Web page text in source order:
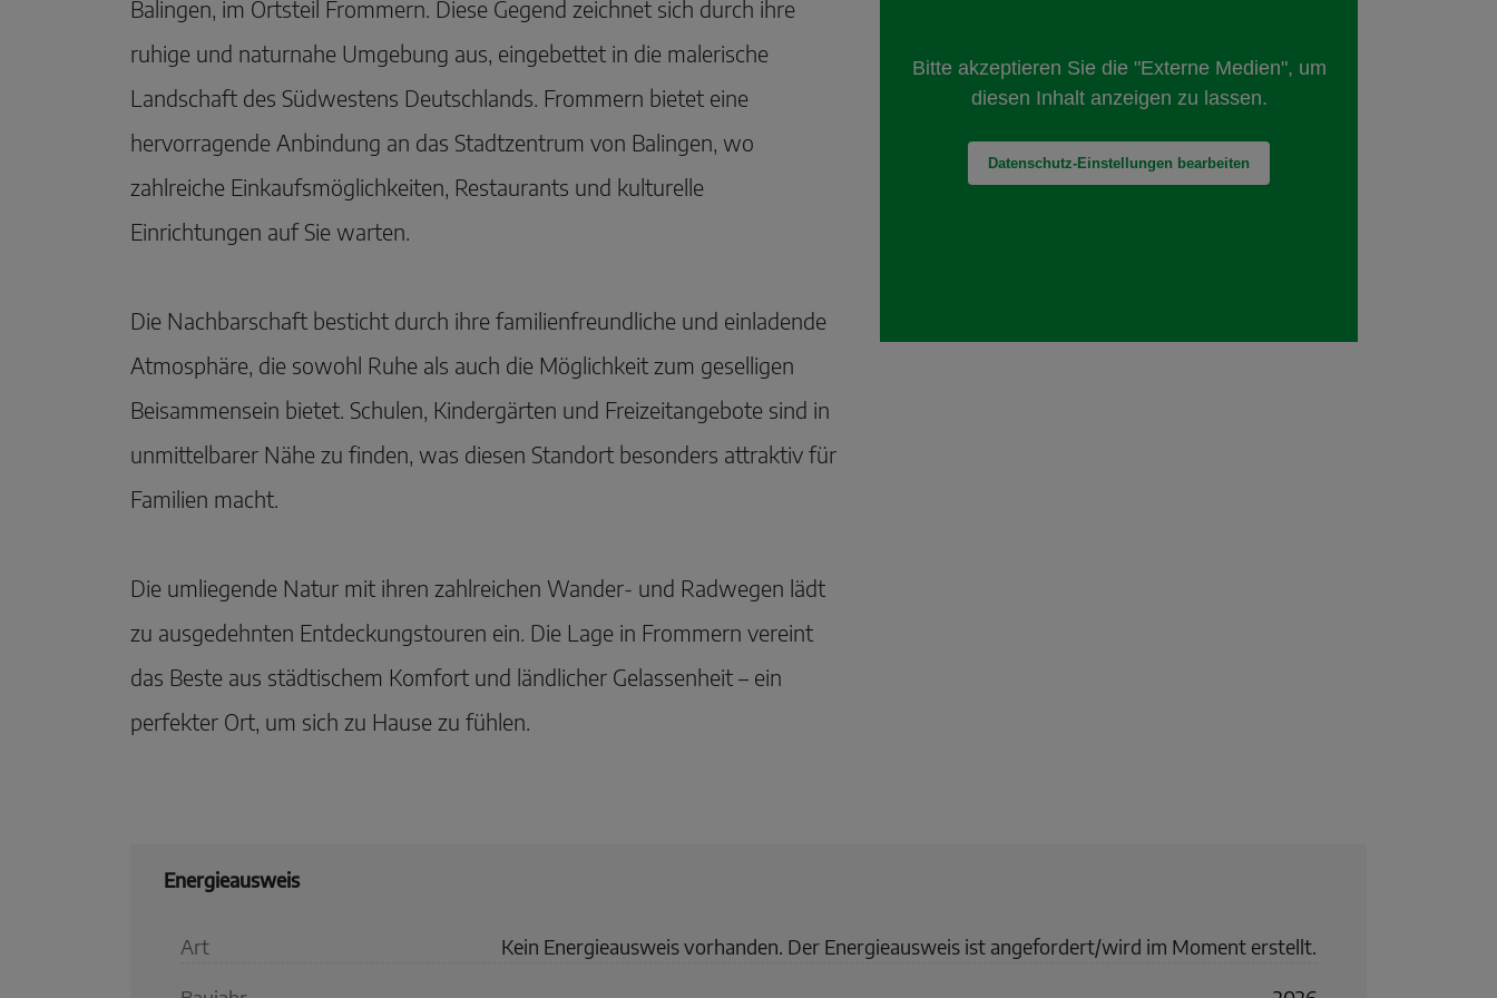
Balingen, im Ortsteil Frommern. Diese Gegend zeichnet sich durch ihre
ruhige und naturnahe Umgebung aus, eingebettet in die malerische
Landschaft des Südwestens Deutschlands. Frommern bietet eine
hervorragende Anbindung an das Stadtzentrum von Balingen, wo
zahlreiche Einkaufsmöglichkeiten, Restaurants und kulturelle
Einrichtungen auf Sie warten.
Die Nachbarschaft besticht durch ihre familienfreundliche und einladende
Atmosphäre, die sowohl Ruhe als auch die Möglichkeit zum geselligen
Beisammensein bietet. Schulen, Kindergärten und Freizeitangebote sind in
unmittelbarer Nähe zu finden, was diesen Standort besonders attraktiv für
Familien macht.
Die umliegende Natur mit ihren zahlreichen Wander- und Radwegen lädt
zu ausgedehnten Entdeckungstouren ein. Die Lage in Frommern vereint
das Beste aus städtischem Komfort und ländlicher Gelassenheit – ein
perfekter Ort, um sich zu Hause zu fühlen.
Energieausweis
Art Kein Energieausweis vorhanden. Der Energieausweis ist angefordert/wird im Moment erstellt.